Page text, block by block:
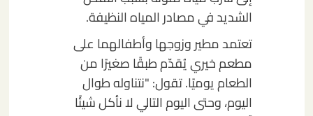
الشديد في مصادر المياه النظيفة.
تعتمد مطير وزوجها وأطفالهما على
مطعم خيري يُقدّم طبقًا صغيرًا من
الطعام يوميًا. تقول: "نتناوله طوال
اليوم، وحتى اليوم التالي لا نأكل شيئًا